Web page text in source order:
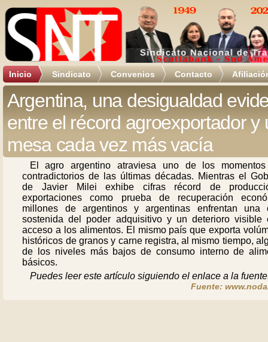
Inicio Sindicato Convenios Contacto
Argentina, una desigualdad
entre el récord agroexportador y
mesa cada vez más vacía
El agro argentino atraviesa uno de los
contradictorios de las últimas décadas. Mientras el
de Javier Milei exhibe cifras récord de
exportaciones como prueba de recuperación
millones de argentinos y argentinas enfrentan una
sostenida del poder adquisitivo y un deterioro visible
acceso a los alimentos. El mismo país que exporta
históricos de granos y carne registra, al mismo tiempo,
de los niveles más bajos de consumo interno de
básicos.
Puedes leer este artículo siguiendo el enlace a la
Fuente: